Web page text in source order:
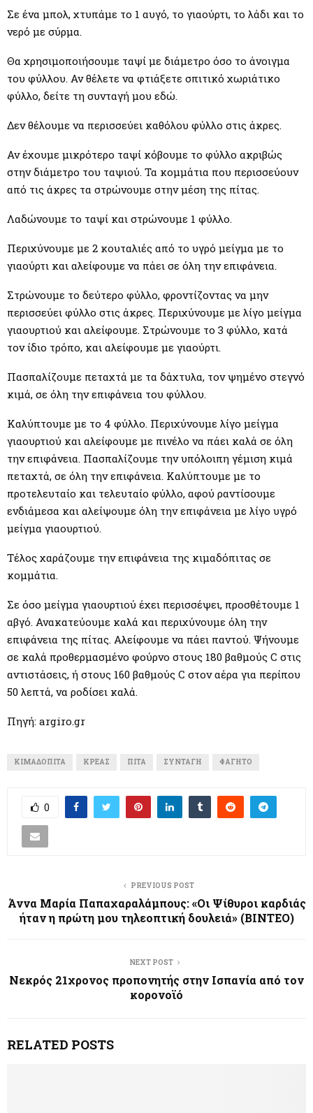
Σε ένα μπολ, χτυπάμε το 1 αυγό, το γιαούρτι, το λάδι και το
νερό με σύρμα.
Θα χρησιμοποιήσουμε ταψί με διάμετρο όσο το άνοιγμα
του φύλλου. Αν θέλετε να φτιάξετε σπιτικό χωριάτικο
φύλλο, δείτε τη συνταγή μου εδώ.
Δεν θέλουμε να περισσεύει καθόλου φύλλο στις άκρες.
Αν έχουμε μικρότερο ταψί κόβουμε το φύλλο ακριβώς
στην διάμετρο του ταψιού. Τα κομμάτια που περισσεύουν
από τις άκρες τα στρώνουμε στην μέση της πίτας.
Λαδώνουμε το ταψί και στρώνουμε 1 φύλλο.
Περιχύνουμε με 2 κουταλιές από το υγρό μείγμα με το
γιαούρτι και αλείφουμε να πάει σε όλη την επιφάνεια.
Στρώνουμε το δεύτερο φύλλο, φροντίζοντας να μην
περισσεύει φύλλο στις άκρες. Περιχύνουμε με λίγο μείγμα
γιαουρτιού και αλείφουμε. Στρώνουμε το 3 φύλλο, κατά
τον ίδιο τρόπο, και αλείφουμε με γιαούρτι.
Πασπαλίζουμε πεταχτά με τα δάχτυλα, τον ψημένο στεγνό
κιμά, σε όλη την επιφάνεια του φύλλου.
Καλύπτουμε με το 4 φύλλο. Περιχύνουμε λίγο μείγμα
γιαουρτιού και αλείφουμε με πινέλο να πάει καλά σε όλη
την επιφάνεια. Πασπαλίζουμε την υπόλοιπη γέμιση κιμά
πεταχτά, σε όλη την επιφάνεια. Καλύπτουμε με το
προτελευταίο και τελευταίο φύλλο, αφού ραντίσουμε
ενδιάμεσα και αλείψουμε όλη την επιφάνεια με λίγο υγρό
μείγμα γιαουρτιού.
Τέλος χαράζουμε την επιφάνεια της κιμαδόπιτας σε
κομμάτια.
Σε όσο μείγμα γιαουρτιού έχει περισσέψει, προσθέτουμε 1
αβγό. Ανακατεύουμε καλά και περιχύνουμε όλη την
επιφάνεια της πίτας. Αλείφουμε να πάει παντού. Ψήνουμε
σε καλά προθερμασμένο φούρνο στους 180 βαθμούς C στις
αντιστάσεις, ή στους 160 βαθμούς C στον αέρα για περίπου
50 λεπτά, να ροδίσει καλά.
Πηγή: argiro.gr
ΚΙΜΑΔΌΠΙΤΑ ΚΡΈΑΣ ΠΊΤΑ ΣΥΝΤΑΓΉ ΦΑΓΗΤΌ
0
PREVIOUS POST
Άννα Μαρία Παπαχαραλάμπους: «Οι Ψίθυροι καρδιάς
ήταν η πρώτη μου τηλεοπτική δουλειά» (ΒΙΝΤΕΟ)
NEXT POST
Νεκρός 21χρονος προπονητής στην Ισπανία από τον
κορονοϊό
RELATED POSTS